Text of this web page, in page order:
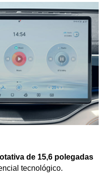
de 15,6 polegadas
tecnológico.